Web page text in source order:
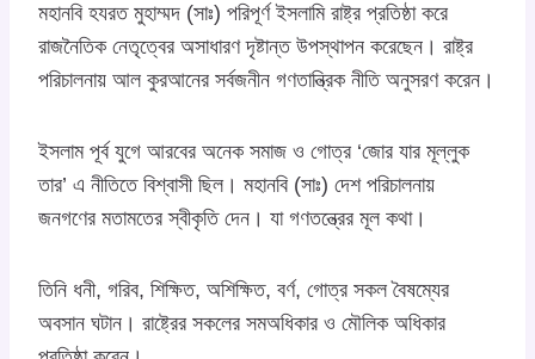
মহানবি হযরত মুহাম্মদ (সাঃ) পরিপূর্ণ ইসলামি রাষ্ট্র প্রতিষ্ঠা করে
রাজনৈতিক নেতৃত্বের অসাধারণ দৃষ্টান্ত উপস্থাপন করেছেন। রাষ্ট্র
পরিচালনায় আল কুরআনের সর্বজনীন গণতান্ত্রিক নীতি অনুসরণ করেন।
ইসলাম পূর্ব যুগে আরবের অনেক সমাজ ও গোত্র ‘জোর যার মূল্লুক
তার’ এ নীতিতে বিশ্বাসী ছিল। মহানবি (সাঃ) দেশ পরিচালনায়
জনগণের মতামতের স্বীকৃতি দেন। যা গণতন্ত্রের মূল কথা।
তিনি ধনী, গরিব, শিক্ষিত, অশিক্ষিত, বর্ণ, গোত্র সকল বৈষম্যের
অবসান ঘটান। রাষ্ট্রের সকলের সমঅধিকার ও মৌলিক অধিকার